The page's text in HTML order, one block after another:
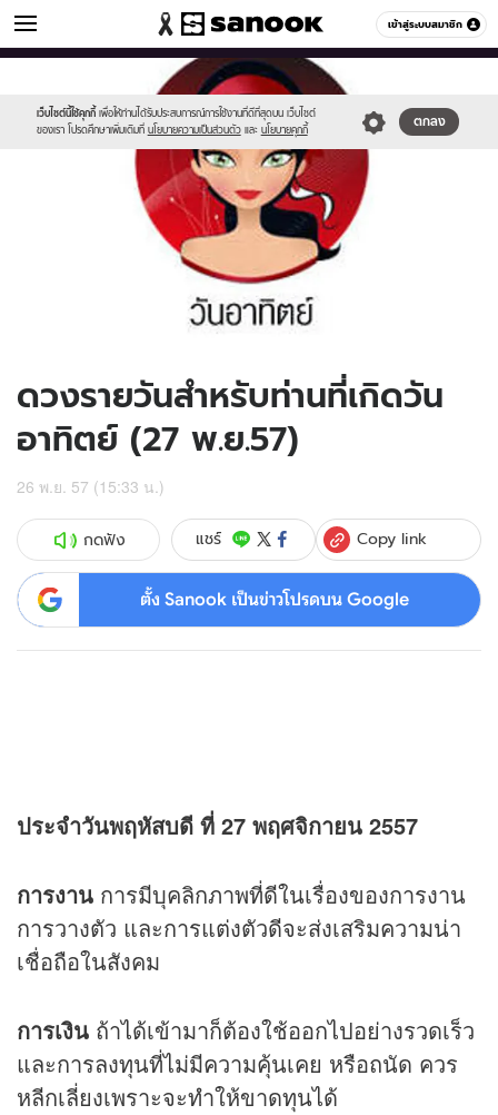
เข้าสู่ระบบสมาชิก
ดูดวง หมวดอื่นๆ
เว็บไซต์นี้ใช้คุกกี้ เพื่อให้ท่านได้รับประสบการณ์การใช้งานที่ดีที่สุดบน เว็บไซต์
ของเรา โปรดศึกษาเพิ่มเติมที่ นโยบายความเป็นส่วนตัว และ นโยบายคุกกี้
ตกลง
//s.isanook.com/sr/0/images/logo-
sanook.png
//s.isanook.com/ho/0/ud/14/74269/170-
ดวงรายวันสำหรับท่านที่เกิดวัน
อาทิตย์ (27 พ.ย.57)
26 พ.ย. 57 (15:33 น.)
กดฟัง แชร์ Copy link
ตั้ง Sanook เป็นข่าวโปรดบน Google
ประจำวันพฤหัสบดี ที่ 27 พฤศจิกายน 2557
การงาน การมีบุคลิกภาพที่ดีในเรื่องของการงาน
การวางตัว และการแต่งตัวดีจะส่งเสริมความน่า
เชื่อถือในสังคม
การเงิน ถ้าได้เข้ามาก็ต้องใช้ออกไปอย่างรวดเร็ว
และการลงทุนที่ไม่มีความคุ้นเคย หรือถนัด ควร
หลีกเลี่ยงเพราะจะทำให้ขาดทุนได้